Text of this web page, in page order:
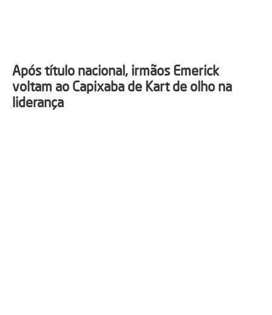
Após título nacional, irmãos Emerick
voltam ao Capixaba de Kart de olho na
liderança